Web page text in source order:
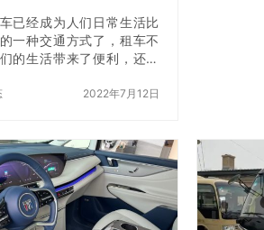
已经成为人们日常生活比
一种交通方式了，租车不
的生活带来了便利，还能
是非常友好的。那么在北
车公司 因为大型的租车公
备，在型号、数量、信誉
都有很大的优势，所以公
建议是找大公司。小的租
但选择空间少，也没有大
2022年7月12日